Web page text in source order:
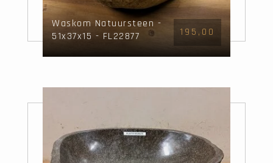
Waskom Natuursteen -
51x37x15 - FL22877
195,00